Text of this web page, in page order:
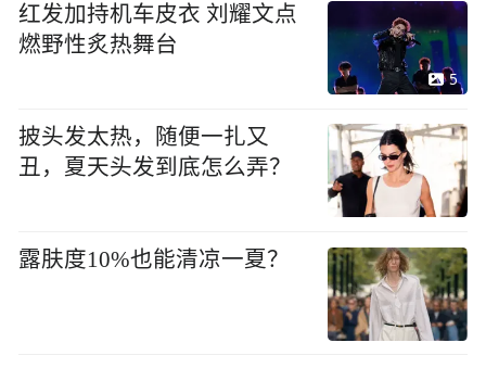
红发加持机车皮衣 刘耀文点
燃野性炙热舞台
5
披头发太热，随便一扎又
丑，夏天头发到底怎么弄？
露肤度10%也能清凉一夏？